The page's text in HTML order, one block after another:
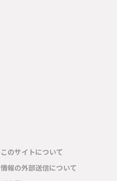
このサイトについて
情報の外部送信について